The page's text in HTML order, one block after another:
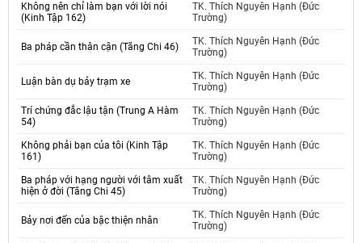
Không nên chỉ làm bạn với lời nói
(Kinh Tập 162)
TK. Thích Nguyên Hạnh (Đức
Trường)
Ba pháp cần thân cận (Tăng Chi 46)
TK. Thích Nguyên Hạnh (Đức
Trường)
Luận bàn dụ bảy trạm xe
TK. Thích Nguyên Hạnh (Đức
Trường)
Trí chứng đắc lậu tận (Trung A Hàm
54)
TK. Thích Nguyên Hạnh (Đức
Trường)
Không phải bạn của tôi (Kinh Tập
161)
TK. Thích Nguyên Hạnh (Đức
Trường)
Ba pháp với hạng người với tâm xuất
hiện ở đời (Tăng Chi 45)
TK. Thích Nguyên Hạnh (Đức
Trường)
Bảy nơi đến của bậc thiện nhân
TK. Thích Nguyên Hạnh (Đức
Trường)